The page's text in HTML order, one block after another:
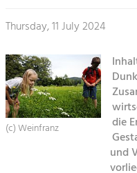
Impressum
Sitemap
Kontakt
Building Culture
Agriculture &
Managing and Caring
Landscape.
Offer Development and
Thursday, 11 July 2024
(c) Weinfranz
die
und